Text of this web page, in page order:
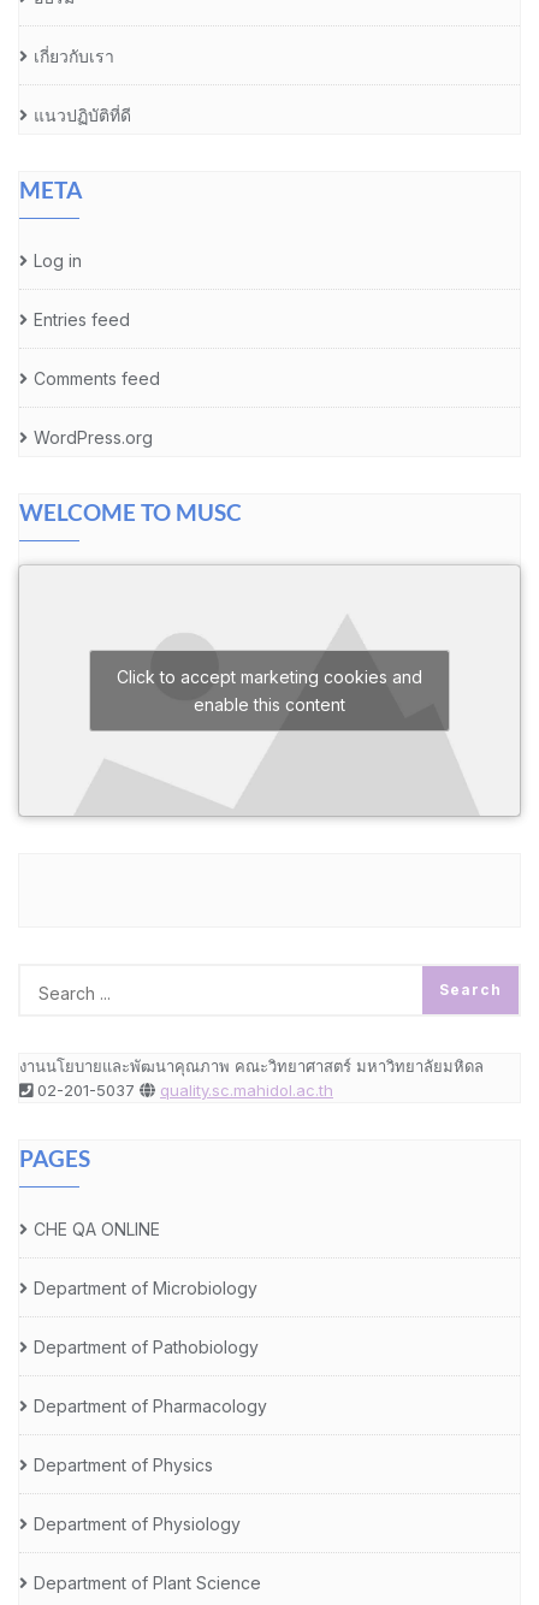
เกี่ยวกับเรา
แนวปฏิบัติที่ดี
META
Log in
Entries feed
Comments feed
WordPress.org
WELCOME TO MUSC
Click to accept marketing cookies and
enable this content
งานนโยบายและพัฒนาคุณภาพ คณะวิทยาศาสตร์ มหาวิทยาลัยมหิดล
02-201-5037
quality.sc.mahidol.ac.th
PAGES
CHE QA ONLINE
Department of Microbiology
Department of Pathobiology
Department of Pharmacology
Department of Physics
Department of Physiology
Department of Plant Science